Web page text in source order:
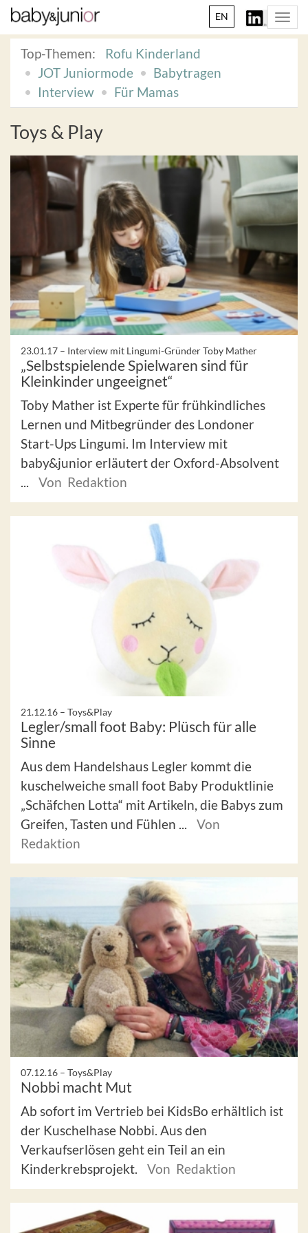
EN
Top-Themen:
Rofu Kinderland
JOT Juniormode
Babytragen
Interview
Für Mamas
Toys & Play
23.01.17 – Interview mit Lingumi-Gründer Toby Mather
„Selbstspielende Spielwaren sind für
Kleinkinder ungeeignet“
Toby Mather ist Experte für frühkindliches
Lernen und Mitbegründer des Londoner
Start-Ups Lingumi. Im Interview mit
baby&junior erläutert der Oxford-Absolvent
...
Von Redaktion
21.12.16 – Toys&Play
Legler/small foot Baby: Plüsch für alle
Sinne
Aus dem Handelshaus Legler kommt die
kuschelweiche small foot Baby Produktlinie
„Schäfchen Lotta“ mit Artikeln, die Babys zum
Greifen, Tasten und Fühlen ...
Von
Redaktion
07.12.16 – Toys&Play
Nobbi macht Mut
Ab sofort im Vertrieb bei KidsBo erhältlich ist
der Kuschelhase Nobbi. Aus den
Verkaufserlösen geht ein Teil an ein
Kinderkrebsprojekt.
Von Redaktion